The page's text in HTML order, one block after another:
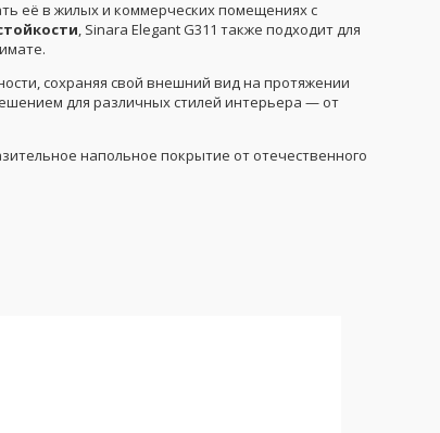
её в жилых и коммерческих помещениях с
, Sinara Elegant G311 также подходит для
сохраняя свой внешний вид на протяжении
для различных стилей интерьера — от
напольное покрытие от отечественного